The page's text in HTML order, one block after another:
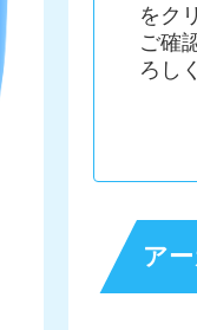
をク
ご確
ろし
ア